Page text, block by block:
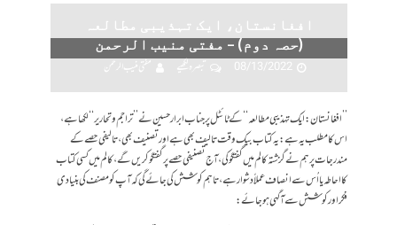
افغانستان، ایک تہذیبی مطالعہ
(حصہ دوم) – مفتی منیب الرحمن
08/13/2022
تبصرہ لکھیے مفتی منیب الرحمن
’’افغانستان: ایک تہذیبی مطالعہ‘‘کے ٹائٹل پر جناب ابرار حسین نے ’’تراجم وتحاریر‘‘لکھا ہے،
اس کا مطلب یہ ہے: یہ کتاب بیک وقت تالیف بھی ہے اور تصنیف بھی، تالیفی حصے کے
مندرجات پر ہم نے گزشتہ کالم میں گفتگو کی، آج تصنیفی حصے پر گفتگو کریں گے، کالم میں کسی کتاب
کا احاطہ یا اُس سے انصاف عملاً دشوار ہے، تاہم کوشش کی جائے گی کہ آپ کو مصنف کی بنیادی
فکر اور کوشش سے آگہی ہوجائے: